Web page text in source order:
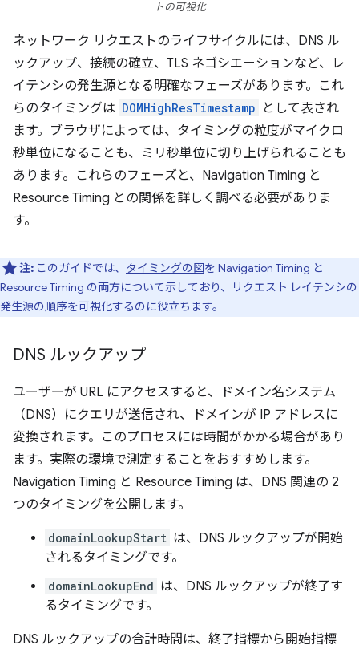
トの可視化
ネットワーク リクエストのライフサイクルには、DNS ル
ックアップ、接続の確立、TLS ネゴシエーションなど、レ
イテンシの発生源となる明確なフェーズがあります。これ
らのタイミングは DOMHighResTimestamp
として表され
ます。ブラウザによっては、タイミングの粒度がマイクロ
秒単位になることも、ミリ秒単位に切り上げられることも
あります。これらのフェーズと、Navigation Timing と
Resource Timing との関係を詳しく調べる必要がありま
す。
注: このガイドでは、 タイミングの図を Navigation Timing と
Resource Timing の両方について示しており、リクエスト レイテンシの
発生源の順序を可視化するのに役立ちます。
DNS ルックアップ
ユーザーが URL にアクセスすると、ドメイン名システム
（DNS）にクエリが送信され、ドメインが IP アドレスに
変換されます。このプロセスには時間がかかる場合があり
ます。実際の環境で測定することをおすすめします。
Navigation Timing と Resource Timing は、DNS 関連の 2
つのタイミングを公開します。
domainLookupStart は、DNS ルックアップが開始
されるタイミングです。
domainLookupEnd は、DNS ルックアップが終了す
るタイミングです。
DNS ルックアップの合計時間は、終了指標から開始指標